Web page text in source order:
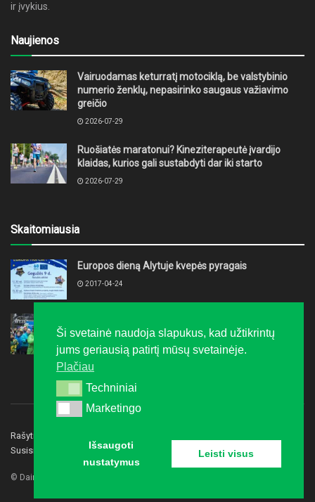
ir įvykius.
Naujienos
Vairuodamas keturratį motociklą, be valstybinio
numerio ženklų, nepasirinko saugaus važiavimo
greičio
2026-07-29
Ruošiatės maratonui? Kineziterapeutė įvardijo
klaidas, kurios gali sustabdyti dar iki starto
2026-07-29
Skaitomiausia
Europos dieną Alytuje kvepės pyragais
2017-04-24
2016-02-08
Rašyti redakcijai
Susisiekite
© Dainavos gidas
Ši svetainė naudoja slapukus, kad užtikrintų
jums geriausią patirtį mūsų svetainėje.
Plačiau
Techniniai
Techniniai
Marketingo
Marketingo
Išsaugoti
nustatymus
Leisti visus